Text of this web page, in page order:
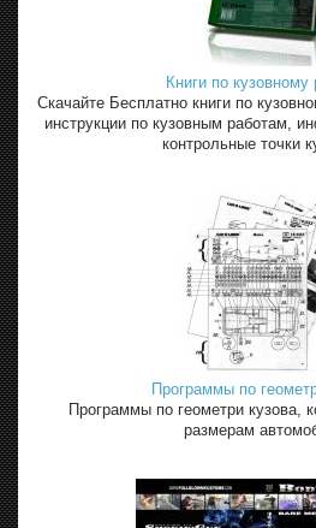
Книги по кузовному
Скачайте Бесплатно книги по
инструкции по кузовным работам,
контрольные точки
Программы по
Программы по геометри кузова,
размерам